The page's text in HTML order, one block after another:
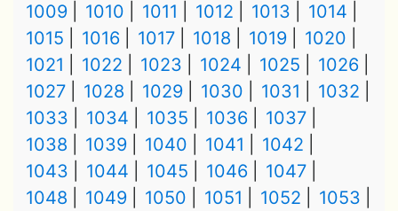
1009
1010 1011 1012 1013
1014
1015
1016 1017 1018 1019
1020
1021
1022 1023 1024 1025
1026
1027
1028 1029 1030 1031
1032
1033
1034 1035 1036
1037
1038
1039 1040 1041
1042
1043
1044 1045 1046
1047
1048
1049 1050 1051 1052
1053